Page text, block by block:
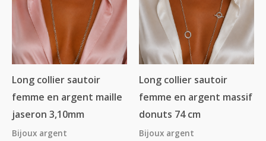
Long collier sautoir
femme en argent maille
jaseron 3,10mm
Bijoux argent
85.00€
Long collier sautoir
femme en argent massif
donuts 74 cm
Bijoux argent